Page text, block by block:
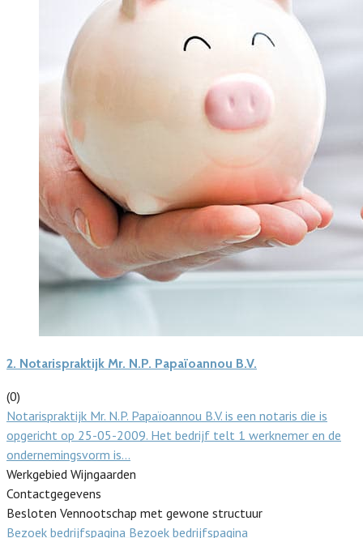
2. Notarispraktijk Mr. N.P. Papaïoannou B.V.
(0)
Notarispraktijk Mr. N.P. Papaïoannou B.V. is een notaris die is
opgericht op 25-05-2009. Het bedrijf telt 1 werknemer en de
ondernemingsvorm is…
Werkgebied Wijngaarden
Contactgegevens
Besloten Vennootschap met gewone structuur
Bezoek bedrijfspagina Bezoek bedrijfspagina